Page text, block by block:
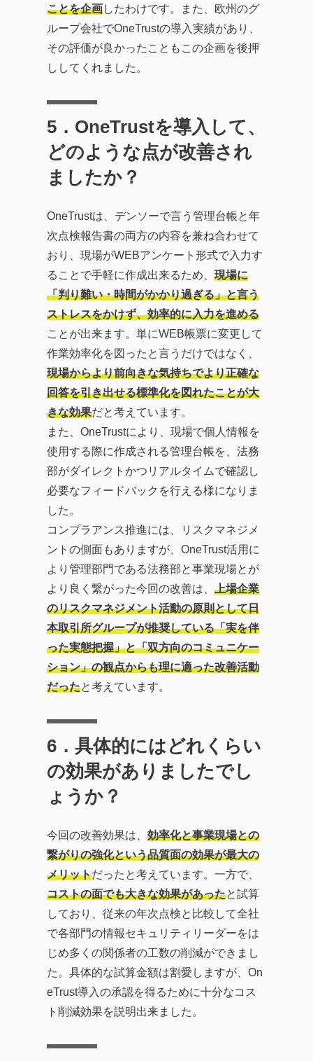
ことを企画したわけです。また、欧州のグ
ループ会社でOneTrustの導入実績があり、
その評価が良かったこともこの企画を後押
ししてくれました。
5．OneTrustを導入して、
どのような点が改善され
ましたか？
OneTrustは、デンソーで言う管理台帳と年
次点検報告書の両方の内容を兼ね合わせて
おり、現場がWEBアンケート形式で入力す
ることで手軽に作成出来るため、 現場に
「判り難い・時間がかかり過ぎる」と言う
ストレスをかけず、効率的に入力を進める
ことが出来ます。単にWEB帳票に変更して
作業効率化を図ったと言うだけではなく、
現場からより前向きな気持ちでより正確な
回答を引き出せる標準化を図れたことが大
きな効果だと考えています。
また、OneTrustにより、現場で個人情報を
使用する際に作成される管理台帳を、法務
部がダイレクトかつリアルタイムで確認し
必要なフィードバックを行える様になりま
した。
コンプラアンス推進には、リスクマネジメ
ントの側面もありますが、OneTrust活用に
より管理部門である法務部と事業現場とが
より良く繋がった今回の改善は、 上場企業
のリスクマネジメント活動の原則として日
本取引所グループが推奨している「実を伴
った実態把握」と「双方向のコミュニケー
ション」の観点からも理に適った改善活動
だったと考えています。
6．具体的にはどれくらい
の効果がありましたでし
ょうか？
今回の改善効果は、 効率化と事業現場との
繋がりの強化という品質面の効果が最大の
メリットだったと考えています。一方で、
コストの面でも大きな効果があったと試算
しており、従来の年次点検と比較して全社
で各部門の情報セキュリティリーダーをは
じめ多くの関係者の工数の削減ができまし
た。具体的な試算金額は割愛しますが、On
eTrust導入の承認を得るために十分なコス
ト削減効果を説明出来ました。